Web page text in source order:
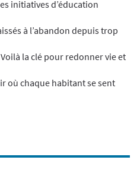
initiatives d’éducation
à l’abandon depuis trop
la clé pour redonner vie et
où chaque habitant se sent